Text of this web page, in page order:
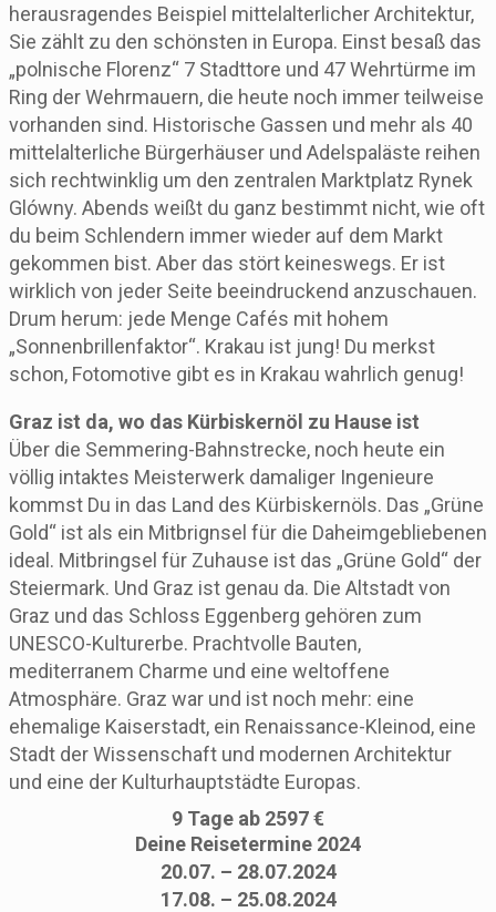
herausragendes Beispiel mittelalterlicher Architektur,
Sie zählt zu den schönsten in Europa. Einst besaß das
„polnische Florenz“ 7 Stadttore und 47 Wehrtürme im
Ring der Wehrmauern, die heute noch immer teilweise
vorhanden sind. Historische Gassen und mehr als 40
mittelalterliche Bürgerhäuser und Adelspaläste reihen
sich rechtwinklig um den zentralen Marktplatz Rynek
Glówny. Abends weißt du ganz bestimmt nicht, wie oft
du beim Schlendern immer wieder auf dem Markt
gekommen bist. Aber das stört keineswegs. Er ist
wirklich von jeder Seite beeindruckend anzuschauen.
Drum herum: jede Menge Cafés mit hohem
„Sonnenbrillenfaktor“. Krakau ist jung! Du merkst
schon, Fotomotive gibt es in Krakau wahrlich genug!
Graz ist da, wo das Kürbiskernöl zu Hause ist
Über die Semmering-Bahnstrecke, noch heute ein
völlig intaktes Meisterwerk damaliger Ingenieure
kommst Du in das Land des Kürbiskernöls. Das „Grüne
Gold“ ist als ein Mitbrignsel für die Daheimgebliebenen
ideal. Mitbringsel für Zuhause ist das „Grüne Gold“ der
Steiermark. Und Graz ist genau da. Die Altstadt von
Graz und das Schloss Eggenberg gehören zum
UNESCO-Kulturerbe. Prachtvolle Bauten,
mediterranem Charme und eine weltoffene
Atmosphäre. Graz war und ist noch mehr: eine
ehemalige Kaiserstadt, ein Renaissance-Kleinod, eine
Stadt der Wissenschaft und modernen Architektur
und eine der Kulturhauptstädte Europas.
9 Tage ab 2597 €
Deine Reisetermine 2024
20.07. – 28.07.2024
17.08. – 25.08.2024